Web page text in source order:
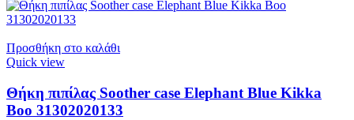
Προσθήκη στο καλάθι
Quick view
Θήκη πιπίλας Soother case Elephant Blue Kikka
Boo 31302020133